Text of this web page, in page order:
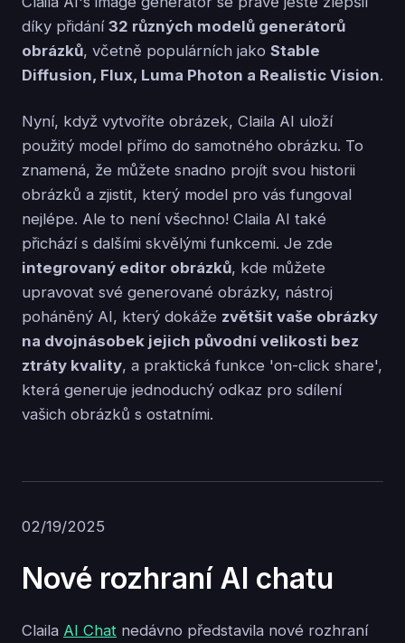
díky přidání 32 různých modelů generátorů
obrázků, včetně populárních jako Stable
Diffusion, Flux, Luma Photon a Realistic Vision.
Nyní, když vytvoříte obrázek, Claila AI uloží
použitý model přímo do samotného obrázku. To
znamená, že můžete snadno projít svou historii
obrázků a zjistit, který model pro vás fungoval
nejlépe. Ale to není všechno! Claila AI také
přichází s dalšími skvělými funkcemi. Je zde
integrovaný editor obrázků, kde můžete
upravovat své generované obrázky, nástroj
poháněný AI, který dokáže zvětšit vaše obrázky
na dvojnásobek jejich původní velikosti bez
ztráty kvality, a praktická funkce 'on-click share',
která generuje jednoduchý odkaz pro sdílení
vašich obrázků s ostatními.
02/19/2025
Nové rozhraní AI chatu
Claila AI Chat nedávno představila nové rozhraní